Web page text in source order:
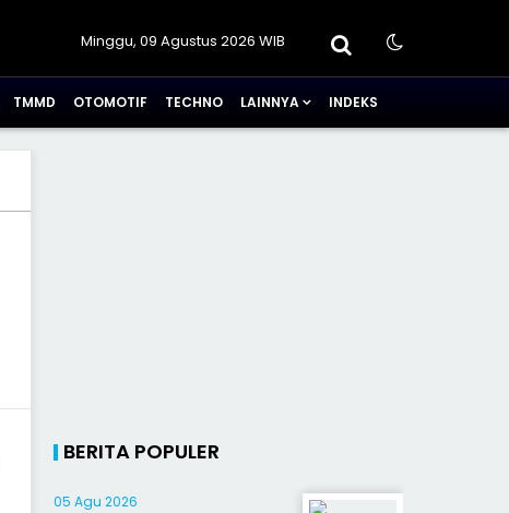
Minggu, 09 Agustus 2026 WIB
TMMD OTOMOTIF TECHNO LAINNYA INDEKS
BERITA POPULER
05 Agu 2026